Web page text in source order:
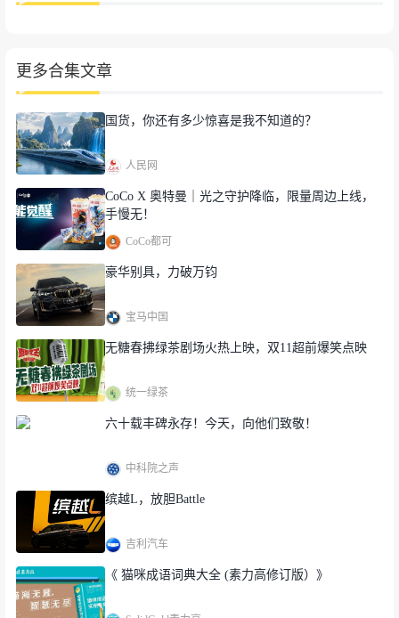
更多合集文章
国货，你还有多少惊喜是我不知道的？
人民网
CoCo X 奥特曼｜光之守护降临，限量周边上线，
手慢无！
CoCo都可
豪华别具，力破万钧
宝马中国
无糖春拂绿茶剧场火热上映，双11超前爆笑点映
统一绿茶
六十载丰碑永存！今天，向他们致敬！
中科院之声
缤越L，放胆Battle
吉利汽车
《 猫咪成语词典大全 (素力高修订版）》